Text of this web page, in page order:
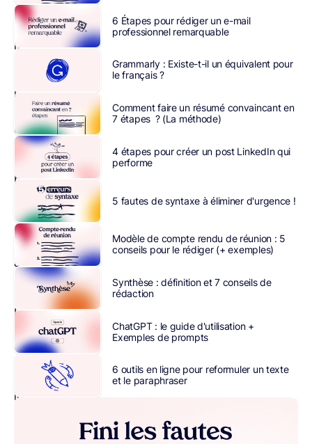
révolutionné
le
marketing
traditionnel.
Aujourd’hui,
les
entreprises
atteignent
leurs
clients
bien
chaud,
chez
eux,
à
travers
Google.
La
prospection
digitale
intégrante
6 Étapes pour rédiger un e-mail
professionnel remarquable
Grammarly : Existe-t-il un équivalent pour
le français ?
Comment faire un résumé convaincant en
7 étapes ? (La méthode)
4 étapes pour créer un post LinkedIn qui
performe
5 fautes de syntaxe à éliminer d'urgence !
Modèle de compte rendu de réunion : 5
conseils pour le rédiger (+ exemples)
Synthèse : définition et 7 conseils de
rédaction
ChatGPT : le guide d'utilisation +
Exemples de prompts
6 outils en ligne pour reformuler un texte
et le paraphraser